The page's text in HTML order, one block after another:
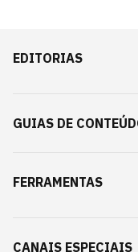
EDITORIAS
GUIAS DE
FERRAMENTAS
CANAIS ESPECIAIS